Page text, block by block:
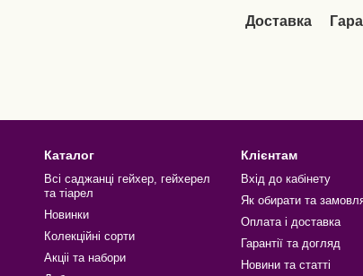
Доставка
Каталог
Всі саджанці гейхер, гейхерел
та тіарел
Новинки
Колекційні сорти
Акціі та набори
Клієнтам
Вхід до кабінету
Як обирати та
Оплата і доставка
Гарантії та догляд
Новини та статті